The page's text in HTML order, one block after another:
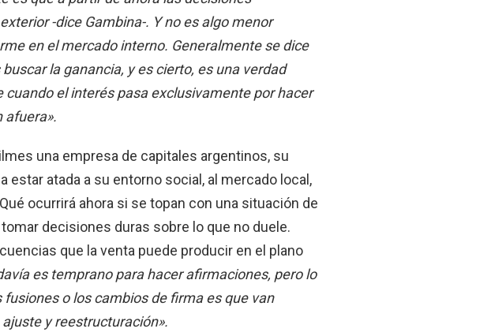
-dice Gambina-. Y no es algo menor
en el mercado interno. Generalmente se dice
la ganancia, y es cierto, es una verdad
cuando el interés pasa exclusivamente por hacer
afuera».
una empresa de capitales argentinos, su
estar atada a su entorno social, al mercado local,
ocurrirá ahora si se topan con una situación de
decisiones duras sobre lo que no duele.
que la venta puede producir en el plano
es temprano para hacer afirmaciones, pero lo
o los cambios de firma es que van
y reestructuración».